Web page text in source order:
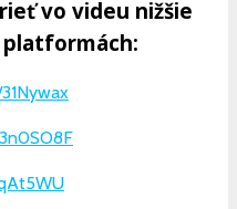
vo videu nižšie